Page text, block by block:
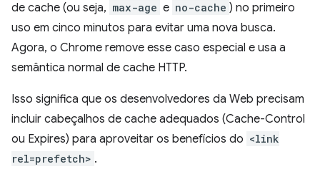
de cache (ou seja, max-age e no-cache ) no primeiro
uso em cinco minutos para evitar uma nova busca.
Agora, o Chrome remove esse caso especial e usa a
semântica normal de cache HTTP.
Isso significa que os desenvolvedores da Web precisam
incluir cabeçalhos de cache adequados (Cache-Control
ou Expires) para aproveitar os benefícios do <link
rel=prefetch> .